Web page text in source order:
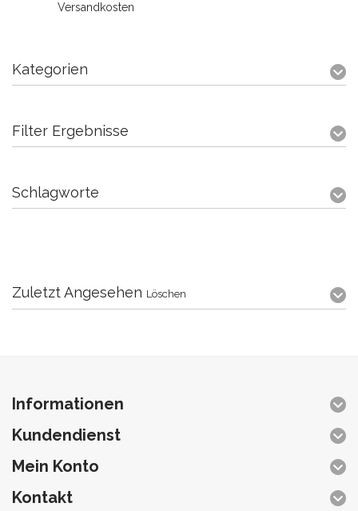
Versandkosten
Kategorien
Filter Ergebnisse
Schlagworte
Zuletzt Angesehen Löschen
Informationen
Kundendienst
Mein Konto
Kontakt